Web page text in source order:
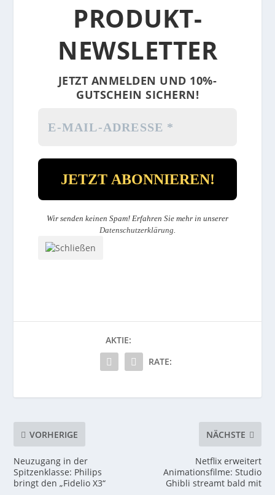
PRODUKT-
NEWSLETTER
JETZT ANMELDEN UND 10%-
GUTSCHEIN SICHERN!
Wir senden keinen Spam! Erfahren Sie mehr in unserer
Datenschutzerklärung.
AKTIE:
RATE:
VORHERIGE
Neuzugang in der
Spitzenklasse: Philips
bringt den „Fidelio X3“
NÄCHSTE
Netflix erweitert
Animationsfilme: Studio
Ghibli streamt bald mit